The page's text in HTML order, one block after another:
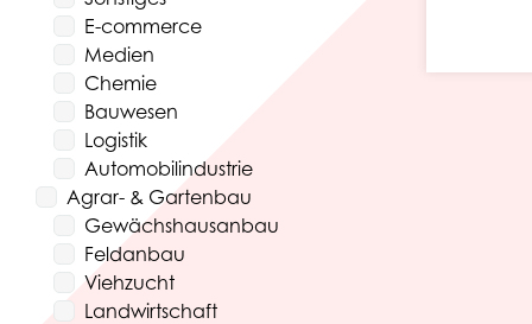
E-commerce
Medien
Chemie
Bauwesen
Logistik
Automobilindustrie
Agrar- & Gartenbau
Gewächshausanbau
Feldanbau
Viehzucht
Landwirtschaft